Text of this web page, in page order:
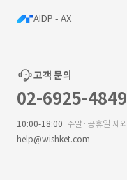
AIDP - AX
고객 문의
02-6925-4849
10:00-18:00 주말·공휴일 제외
help@wishket.com